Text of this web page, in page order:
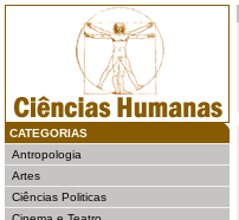
CATEGORIAS
Antropologia
Artes
Ciências Politicas